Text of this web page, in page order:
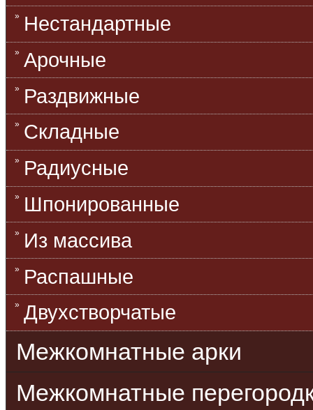
Нестандартные
Арочные
Раздвижные
Складные
Радиусные
Шпонированные
Из массива
Распашные
Двухстворчатые
Межкомнатные арки
Межкомнатные